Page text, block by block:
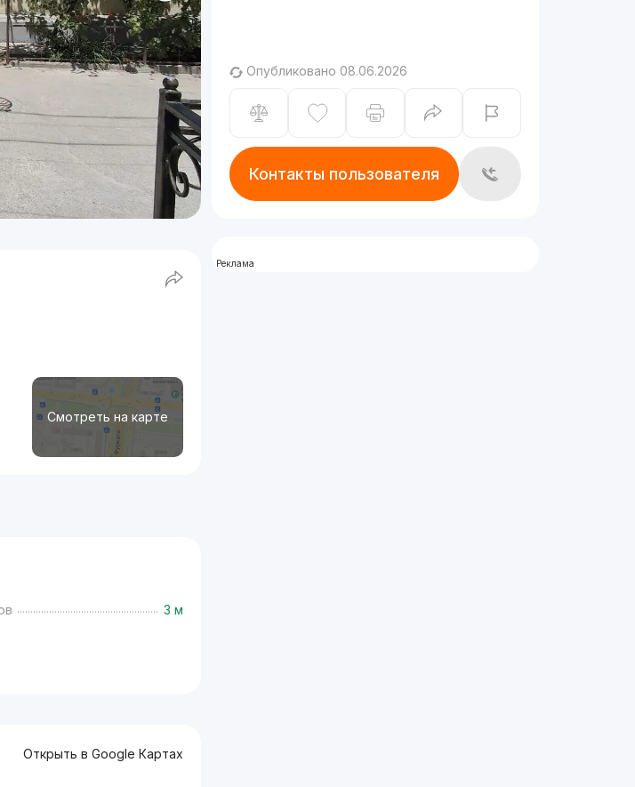
Смотреть на карте
3 м
Открыть в Google Картах
Опубликовано 08.06.2026
Контакты пользователя
Реклама